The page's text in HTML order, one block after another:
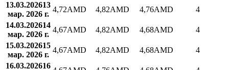
13.03.202613
мар. 2026 г.
4,72AMD 4,82AMD 4,76AMD
4
14.03.202614
мар. 2026 г.
4,67AMD 4,82AMD 4,68AMD
4
15.03.202615
мар. 2026 г.
4,67AMD 4,82AMD 4,68AMD
4
16.03.202616